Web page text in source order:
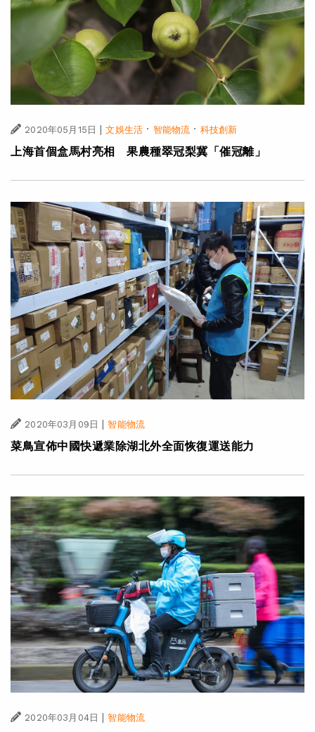
2020年05月15日 | 文娛生活 · 智能物流 · 科技創新
上海首個盒馬村亮相 果農種翠冠梨冀「催冠離」
2020年03月09日 | 智能物流
菜鳥宣佈中國快遞業除湖北外全面恢復運送能力
2020年03月04日 | 智能物流